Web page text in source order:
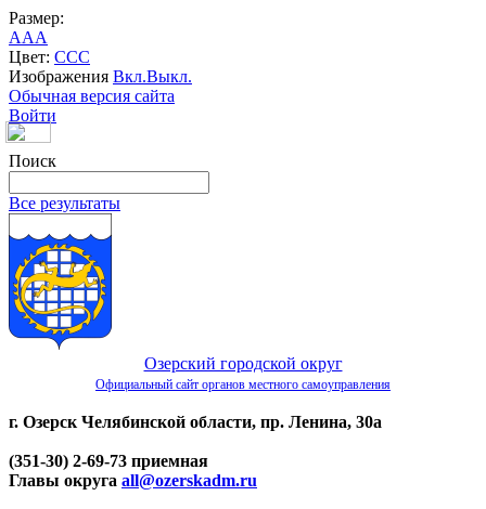
Размер:
AAA
Цвет: CCC
Изображения Вкл.Выкл.
Обычная версия сайта
Войти
Поиск
Все результаты
Озерский городской округ
Официальный сайт органов местного самоуправления
г. Озерск Челябинской области, пр. Ленина, 30а
(351-30) 2-69-73 приемная
Главы округа all@ozerskadm.ru